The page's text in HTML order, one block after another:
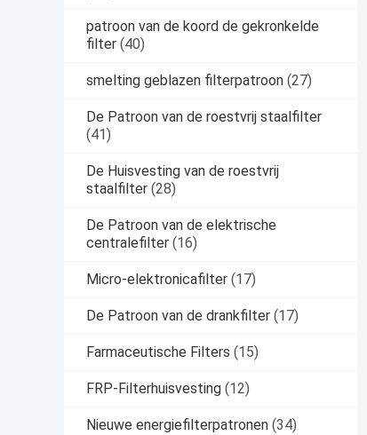
patroon van de koord de gekronkelde
filter (40)
smelting geblazen filterpatroon (27)
De Patroon van de roestvrij staalfilter
(41)
De Huisvesting van de roestvrij
staalfilter (28)
De Patroon van de elektrische
centralefilter (16)
Micro-elektronicafilter (17)
De Patroon van de drankfilter (17)
Farmaceutische Filters (15)
FRP-Filterhuisvesting (12)
Nieuwe energiefilterpatronen (34)